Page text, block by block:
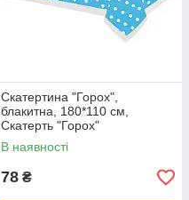
Скатертина "Горох",
блакитна, 180*110 см,
Скатерть "Горох"
В наявності
78 ₴